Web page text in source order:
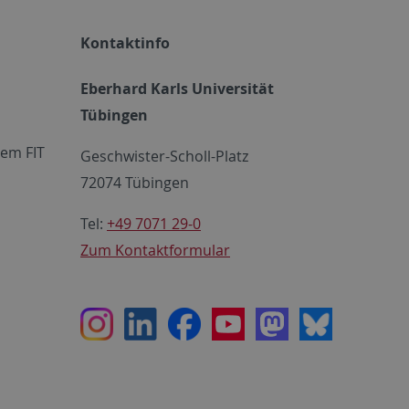
FIT
Kontaktinfo
Eberhard Karls Universität
Tübingen
Geschwister-Scholl-Platz
72074 Tübingen
Tel: +49 7071 29-0
Zum Kontaktformular
InstagramLinkedInFacebookYoutubeMastodon
Bluesky